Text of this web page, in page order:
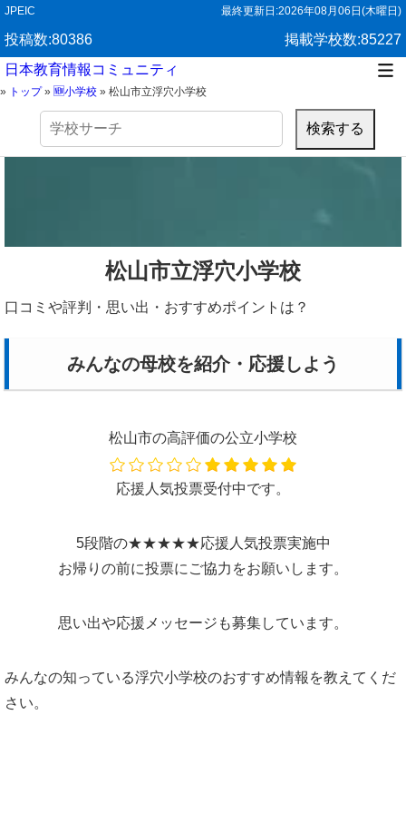
JPEIC 最終更新日:2026年08月06日(木曜日)
投稿数:80386
掲載学校数:85227
日本教育情報コミュニティ
» トップ» 🆕小学校 » 松山市立浮穴小学校
検
松山市立浮穴小学校
口コミや評判・思い出・おすすめポイントは？
みんなの母校を紹介・応援しよう
松山市の高評価の公立小学校
応援人気投票受付中です。
5段階の★★★★★応援人気投票実施中
お帰りの前に投票にご協力をお願いします。
思い出や応援メッセージも募集しています。
みんなの知っている浮穴小学校のおすすめ情報を教えてくだ
さい。